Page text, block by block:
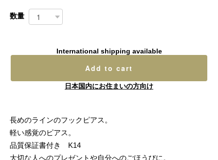
数量
International shipping available
Add to cart
日本国内にお住まいの方向け
長めのラインのフックピアス。
軽い感覚のピアス。
品質保証書付き K14
大切な人へのプレゼントや自分へのごほうびに。